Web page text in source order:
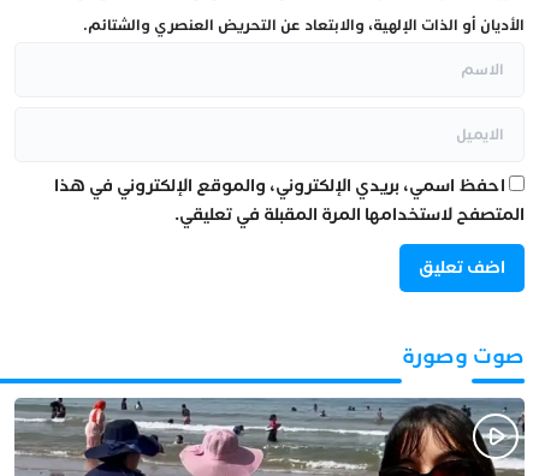
الأديان أو الذات الإلهية، والابتعاد عن التحريض العنصري والشتائم.
احفظ اسمي، بريدي الإلكتروني، والموقع الإلكتروني في هذا
المتصفح لاستخدامها المرة المقبلة في تعليقي.
صوت وصورة